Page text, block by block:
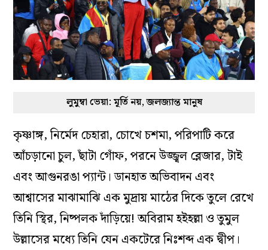
লুমুম্বা ভেয়া: মূর্তি নয়, জলজ্যান্ত মানুষ
কৃষ্ণাঙ্গ, নির্মেদ চেহারা, চোখে চশমা, পরিপাটি করে
আঁচড়ানো চুল, ছাঁটা গোঁফ, পরনে উজ্জ্বল ব্লেজার, টাই
এবং আগুনরঙা প্যান্ট। ডানহাত অভিবাদন এবং
আশ্বাসের মাঝামাঝি এক মুদ্রায় মাঠের দিকে তুলে রেখে
তিনি স্থির, নিষ্পলক দাঁড়িয়ে! অবিরাম হইহল্লা ও তুমুল
উল্লাসের মধ্যে তিনি যেন একটেরে নিঃশব্দ এক দ্বীপ।